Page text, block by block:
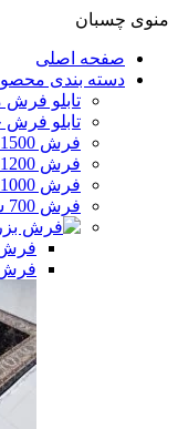
منوی چسبان
صفحه اصلی
دسته بندی
تابلو فرش
تابلو
فرش 1500 شانه
فرش 1200 شانه
فرش 1000 شانه
فرش 700 شانه
فرش 1500 شانه
فرش 1200 شانه